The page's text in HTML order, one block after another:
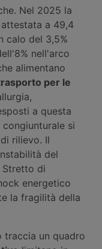
Nel 2025 la
a 49,4
calo del 3,5%
nell'arco
alimentano
per le
a questa
si
rilievo. Il
del
Stretto di
energetico
la fragilità della
un quadro